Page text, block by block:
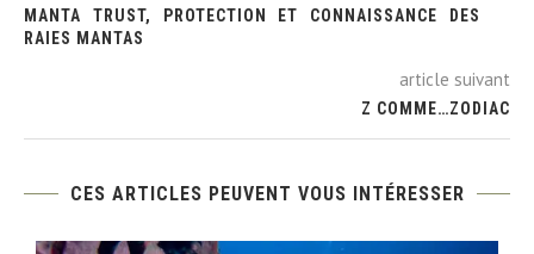
MANTA TRUST, PROTECTION ET CONNAISSANCE DES
RAIES MANTAS
article suivant
Z COMME…ZODIAC
CES ARTICLES PEUVENT VOUS INTÉRESSER